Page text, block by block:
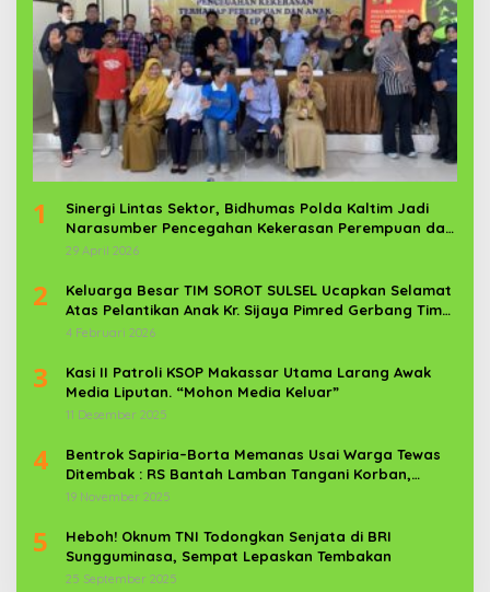
1
Sinergi Lintas Sektor, Bidhumas Polda Kaltim Jadi
Narasumber Pencegahan Kekerasan Perempuan dan
Anak
29 April 2026
2
Keluarga Besar TIM SOROT SULSEL Ucapkan Selamat
Atas Pelantikan Anak Kr. Sijaya Pimred Gerbang Timur
News Com Sebagai Prajurit TNI
4 Februari 2026
3
Kasi II Patroli KSOP Makassar Utama Larang Awak
Media Liputan. “Mohon Media Keluar”
11 Desember 2025
4
Bentrok Sapiria–Borta Memanas Usai Warga Tewas
Ditembak : RS Bantah Lamban Tangani Korban,
Aparat TNI-POLRI Dikerahkan
19 November 2025
5
Heboh! Oknum TNI Todongkan Senjata di BRI
Sungguminasa, Sempat Lepaskan Tembakan
25 September 2025